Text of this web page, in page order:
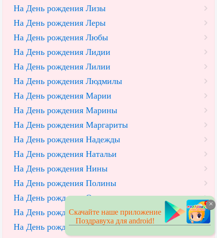
На День рождения Лизы
На День рождения Леры
На День рождения Любы
На День рождения Лидии
На День рождения Лилии
На День рождения Людмилы
На День рождения Марии
На День рождения Марины
На День рождения Маргариты
На День рождения Надежды
На День рождения Натальи
На День рождения Нины
На День рождения Полины
На День рождения Олеси
На День рождения Ольги
На День рождения Оксаны
×
Скачайте наше приложение
Поздравуха для android!